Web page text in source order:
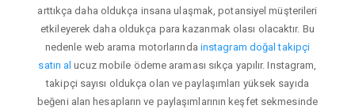
arttıkça daha oldukça insana ulaşmak, potansiyel müşterileri
etkileyerek daha oldukça para kazanmak olası olacaktır. Bu
nedenle web arama motorlarında instagram doğal takipçi
satın al ucuz mobile ödeme araması sıkça yapılır. Instagram,
takipçi sayısı oldukça olan ve paylaşımları yüksek sayıda
beğeni alan hesapların ve paylaşımlarının keşfet sekmesinde